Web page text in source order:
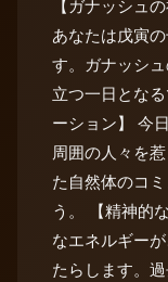
【ガナッシュ
あなたは戊寅
す。ガナッシ
立つ一日とな
ーション】 今
周囲の人々を
た自然体のコ
う。 【精神的
なエネルギー
たらします。